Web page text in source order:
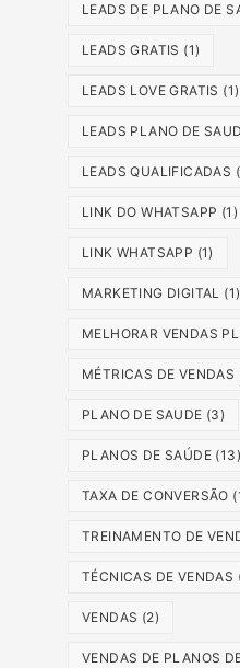
LEADS DE PLANO DE
LEADS GRATIS (1)
LEADS LOVE GRATIS (1)
LEADS PLANO DE
LEADS QUALIFICADAS
LINK DO WHATSAPP (1)
LINK WHATSAPP (1)
MARKETING DIGITAL (1)
MELHORAR VENDAS
MÉTRICAS DE VENDAS
PLANO DE SAUDE (3)
PLANOS DE SAÚDE (13)
TAXA DE CONVERSÃO
TREINAMENTO DE
TÉCNICAS DE VENDAS
VENDAS (2)
VENDAS DE PLANOS